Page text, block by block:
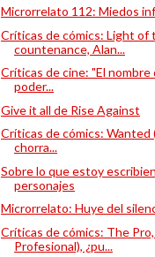
Microrrelato 112: Miedos
Críticas de cómics: Light of
countenance, Alan...
Críticas de cine: "El nombre
poder...
Give it all de Rise Against
Críticas de cómics: Wanted
chorra...
Sobre lo que estoy
personajes
Microrrelato: Huye del
Críticas de cómics: The Pro,
Profesional), ¿pu...